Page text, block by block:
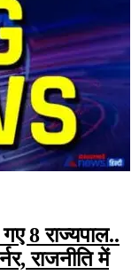
8 राज्यपाल..​
राजनीति में